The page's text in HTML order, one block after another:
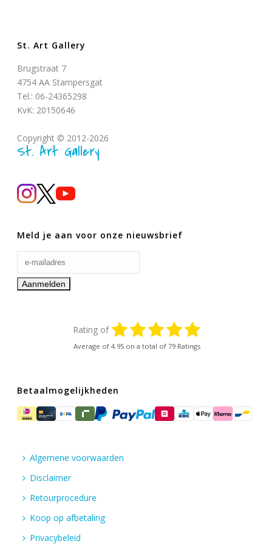
St. Art Gallery
Brugstraat 7
4754 AA Stampersgat
Tel.: 06-24365298
KvK: 20150646
Copyright © 2012-2026
St. Art Gallery
Meld je aan voor onze nieuwsbrief
Rating of
Average of 4.95 on a total of 79 Ratings
Betaalmogelijkheden
Algemene voorwaarden
Disclaimer
Retourprocedure
Koop op afbetaling
Privacybeleid